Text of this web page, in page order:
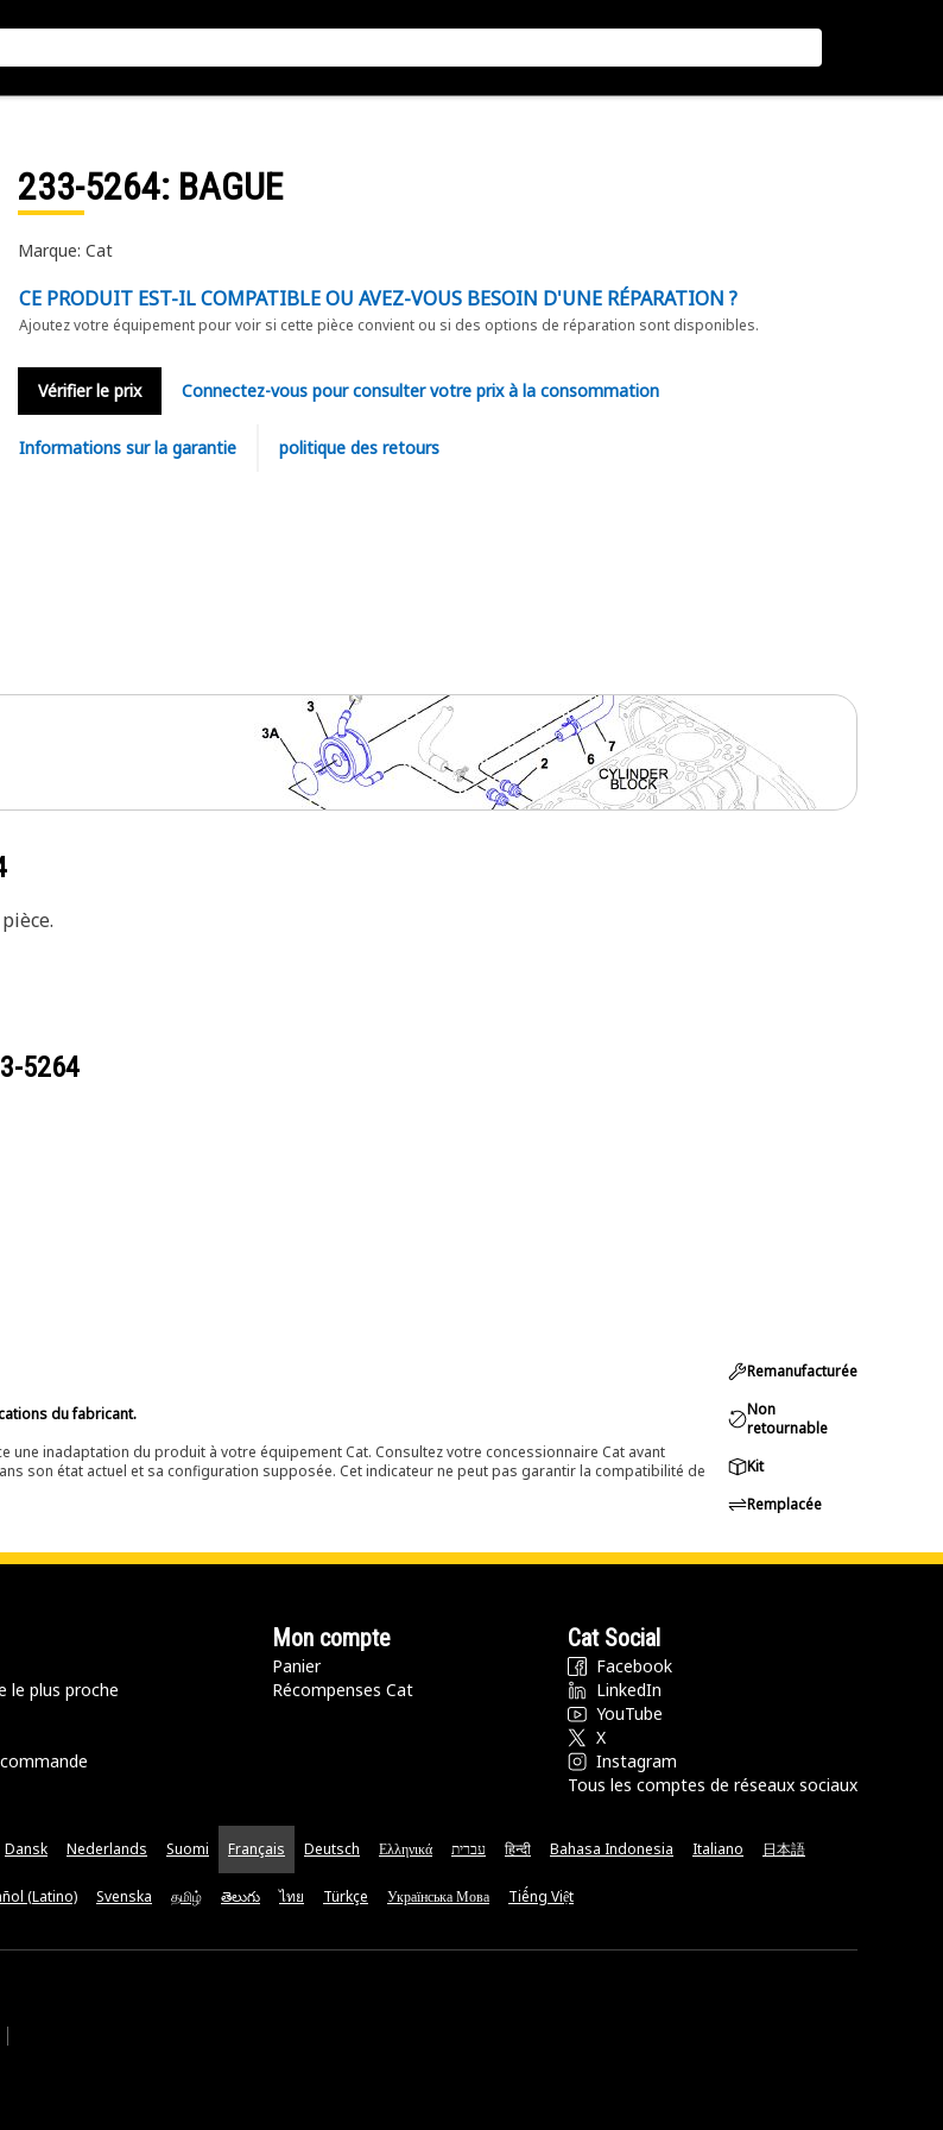
233-5264: BAGUE
Marque: Cat
CE PRODUIT EST-IL COMPATIBLE OU AVEZ-VOUS BESOIN D'UNE RÉPARATION ?
Ajoutez votre équipement pour voir si cette pièce convient ou si des options de réparation sont disponibles.
Vérifier le prix Connectez-vous pour consulter votre prix à la consommation
Informations sur la garantie politique des retours
5264
du fabricant.
inadaptation du produit à votre équipement Cat. Consultez votre concessionnaire Cat avant
son état actuel et sa configuration supposée. Cet indicateur ne peut pas garantir la compatibilité de
Remanufacturée
Non
retournable
Kit
Remplacée
le plus proche
Mon compte
Panier
Récompenses Cat
Cat Social
Facebook
LinkedIn
YouTube
X
Instagram
Tous les comptes de réseaux sociaux
Dansk Nederlands Suomi Français Deutsch Ελληνικά עברית हिन्दी Bahasa Indonesia Italiano 日本語
(Latino) Svenska தமிழ் తెలుగు ไทย Türkçe Українська Мова Tiếng Việt